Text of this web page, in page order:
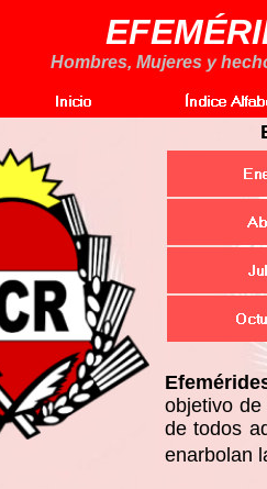
Hombres, Mujeres y
objetivo
de todos
enarbolan